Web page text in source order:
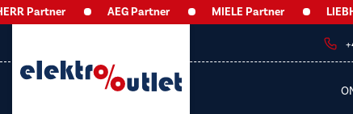
Partner AEG Partner MIELE Partner